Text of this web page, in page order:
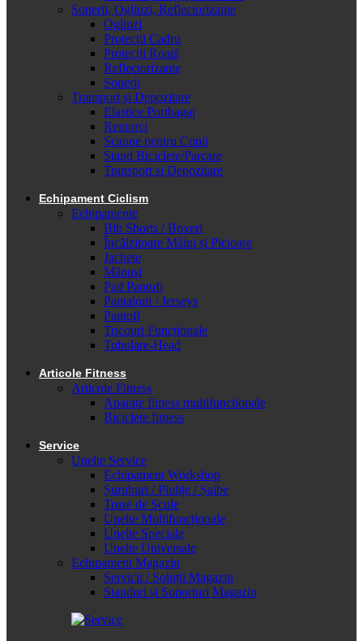
Sonerii, Oglinzi, Reflectorizante
Oglinzi
Protecții Cadru
Protecții Roată
Reflectorizante
Sonerii
Transport și Depozitare
Elastice Portbagaj
Remorci
Scaune pentru Copii
Stand Biciclete/Parcare
Transport si Depozitare
Echipament Ciclism
Echipamente
Bib Shorts / Boxeri
Încălzitoare Mâini și Picioare
Jachete
Mănuși
Pad Pantofi
Pantaloni / Jerseys
Pantofi
Tricouri Funcționale
Tubulare-Head
Articole Fitness
Articole Fitness
Aparate fitness multifunctionale
Biciclete fitness
Service
Unelte Service
Echipament Workshop
Șuruburi / Piulițe / Șaibe
Truse de Scule
Unelte Multifuncționale
Unelte Speciale
Unelte Universale
Echipament Magazin
Servicii / Soluții Magazin
Standuri și Suporturi Magazin